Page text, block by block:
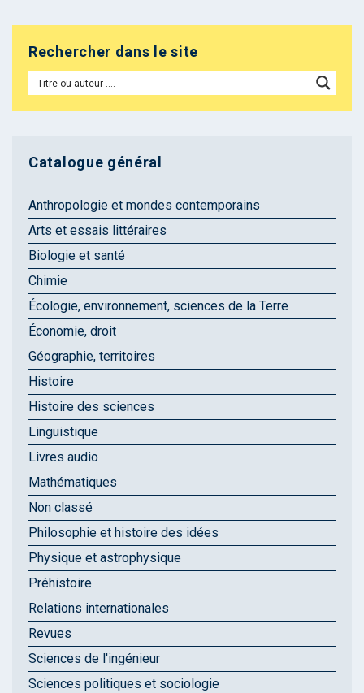
Rechercher dans le site
Catalogue général
Anthropologie et mondes contemporains
Arts et essais littéraires
Biologie et santé
Chimie
Écologie, environnement, sciences de la Terre
Économie, droit
Géographie, territoires
Histoire
Histoire des sciences
Linguistique
Livres audio
Mathématiques
Non classé
Philosophie et histoire des idées
Physique et astrophysique
Préhistoire
Relations internationales
Revues
Sciences de l'ingénieur
Sciences politiques et sociologie